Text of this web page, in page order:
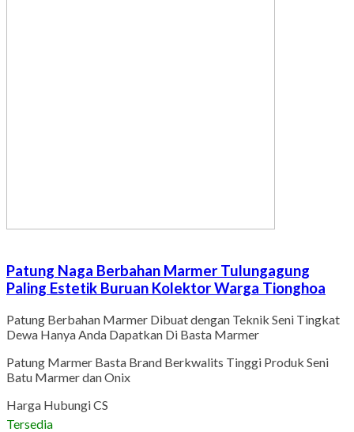
Patung Naga Berbahan Marmer Tulungagung
Paling Estetik Buruan Kolektor Warga Tionghoa
Patung Berbahan Marmer Dibuat dengan Teknik Seni Tingkat
Dewa Hanya Anda Dapatkan Di Basta Marmer
Patung Marmer Basta Brand Berkwalits Tinggi Produk Seni
Batu Marmer dan Onix
Harga Hubungi CS
Tersedia